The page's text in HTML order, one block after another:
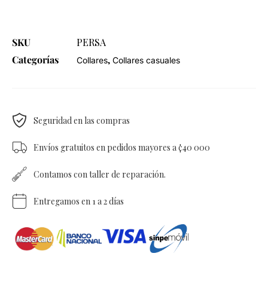
SKU
PERSA
Categorías
Collares, Collares casuales
Seguridad en las compras
Envíos gratuitos en pedidos mayores a ¢40 000
Contamos con taller de reparación.
Entregamos en 1 a 2 días